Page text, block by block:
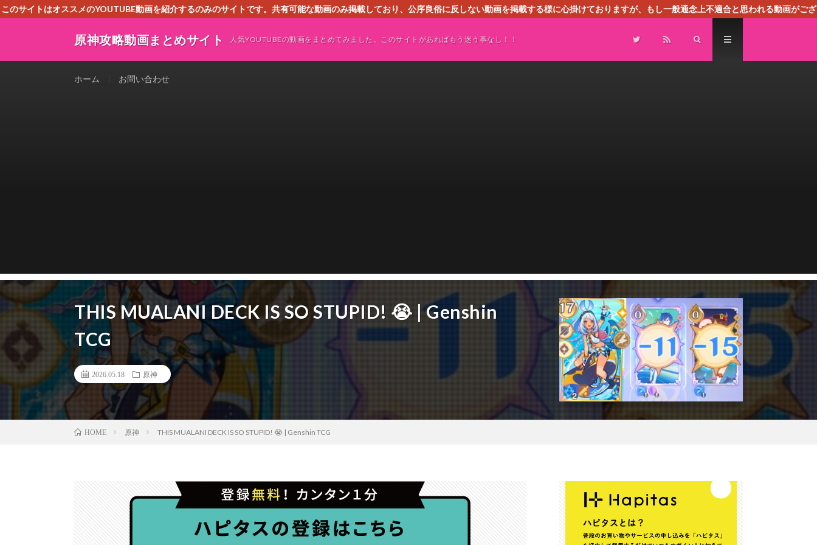
このサイトはオススメのYOUTUBE動画を紹介するのみのサイトです。共有可能な動画のみ掲載しており、公序良俗に反しない動画を掲載する様に心掛けておりますが、もし一般通念上不適合と思われる動画がござ
原神攻略動画まとめサイト 人気YOUTUBEの動画をまとめてみました。このサイトがあればもう迷う事なし！！
ホーム お問い合わせ
THIS MUALANI DECK IS SO STUPID! 😭 | Genshin
TCG
2026.05.18 原神
HOME 原神 THIS MUALANI DECK IS SO STUPID! 😭 | Genshin TCG